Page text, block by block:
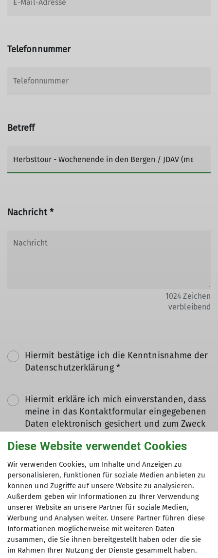
Telefonnummer
Betreff
Nachricht *
1024 Zeichen
verbleibend
Hiermit bestätige ich die Kenntnisnahme der
Datenschutzerklärung *
Hiermit erkläre ich mich einverstanden, dass
meine in das Kontaktformular eingegebenen
Daten elektronisch gesichert und zum Zweck
genutzt werden. Mir ist bekannt, dass ich
meine Einwilligung jederzeit wiederrufen
kann. *
Mit (*) markierte Felder
sind Pflichtfelder
Absenden
Diese Website verwendet Cookies
Wir verwenden Cookies, um Inhalte und Anzeigen zu
personalisieren, Funktionen für soziale Medien anbieten zu
können und Zugriffe auf unsere Website zu analysieren.
Außerdem geben wir Informationen zu Ihrer Verwendung
unserer Website an unsere Partner für soziale Medien,
Werbung und Analysen weiter. Unsere Partner führen diese
Informationen möglicherweise mit weiteren Daten
zusammen, die Sie ihnen bereitgestellt haben oder die sie
im Rahmen Ihrer Nutzung der Dienste gesammelt haben.